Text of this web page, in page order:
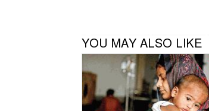
YOU MAY ALSO LIKE